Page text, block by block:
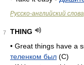
Русско-английский
7
THING
• Great things have a
теленком был (C)